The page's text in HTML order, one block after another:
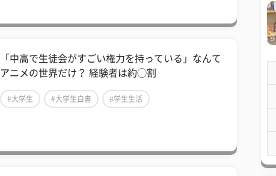
「中高で生徒会がすごい権力を持っている」なんて
アニメの世界だけ？ 経験者は約◯割
#大学生 #大学生白書 #学生生活